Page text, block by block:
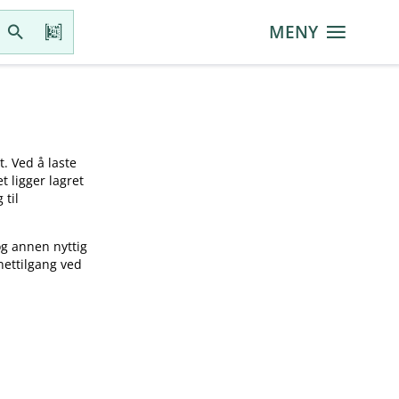
MENY
Ved å laste
ligger lagret
til
annen nyttig
ved